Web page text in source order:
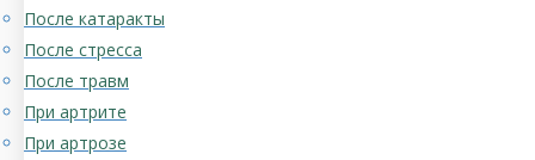
После катаракты
После стресса
После травм
При артрите
При артрозе